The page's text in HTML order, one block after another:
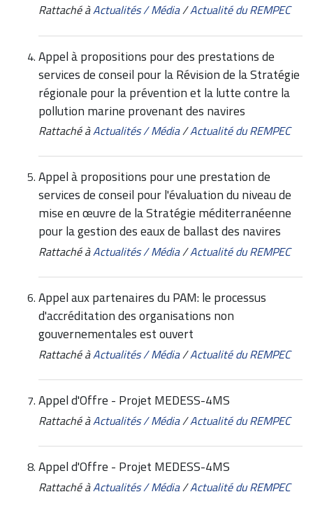
Rattaché àActualités / Média/Actualité du REMPEC
Appel à propositions pour des prestations de
services de conseil pour la Révision de la Stratégie
régionale pour la prévention et la lutte contre la
pollution marine provenant des navires
Rattaché àActualités / Média/Actualité du REMPEC
Appel à propositions pour une prestation de
services de conseil pour l'évaluation du niveau de
mise en œuvre de la Stratégie méditerranéenne
pour la gestion des eaux de ballast des navires
Rattaché àActualités / Média/Actualité du REMPEC
Appel aux partenaires du PAM: le processus
d'accréditation des organisations non
gouvernementales est ouvert
Rattaché àActualités / Média/Actualité du REMPEC
Appel d'Offre - Projet MEDESS-4MS
Rattaché àActualités / Média/Actualité du REMPEC
Appel d'Offre - Projet MEDESS-4MS
Rattaché àActualités / Média/Actualité du REMPEC